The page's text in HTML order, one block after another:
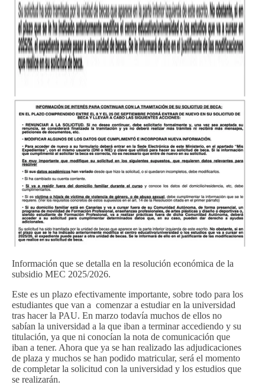
Información que se detalla en la resolución económica de la
subsidio MEC 2025/2026.
Este es un plazo efectivamente importante, sobre todo para los
estudiantes que van a comenzar a estudiar en la universidad
tras hacer la PAU. En marzo todavía muchos de ellos no
sabían la universidad a la que iban a terminar accediendo y su
titulación, ya que ni conocían la nota de comunicación que
iban a tener. Ahora que ya se han realizado las adjudicaciones
de plaza y muchos se han podido matricular, será el momento
de completar la solicitud con la universidad y los estudios que
se realizarán.